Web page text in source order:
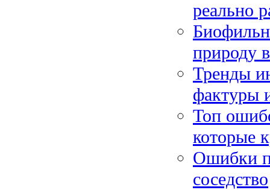
реально
природу
Тренды
фактуры
Топ
которые
Ошибки
соседство